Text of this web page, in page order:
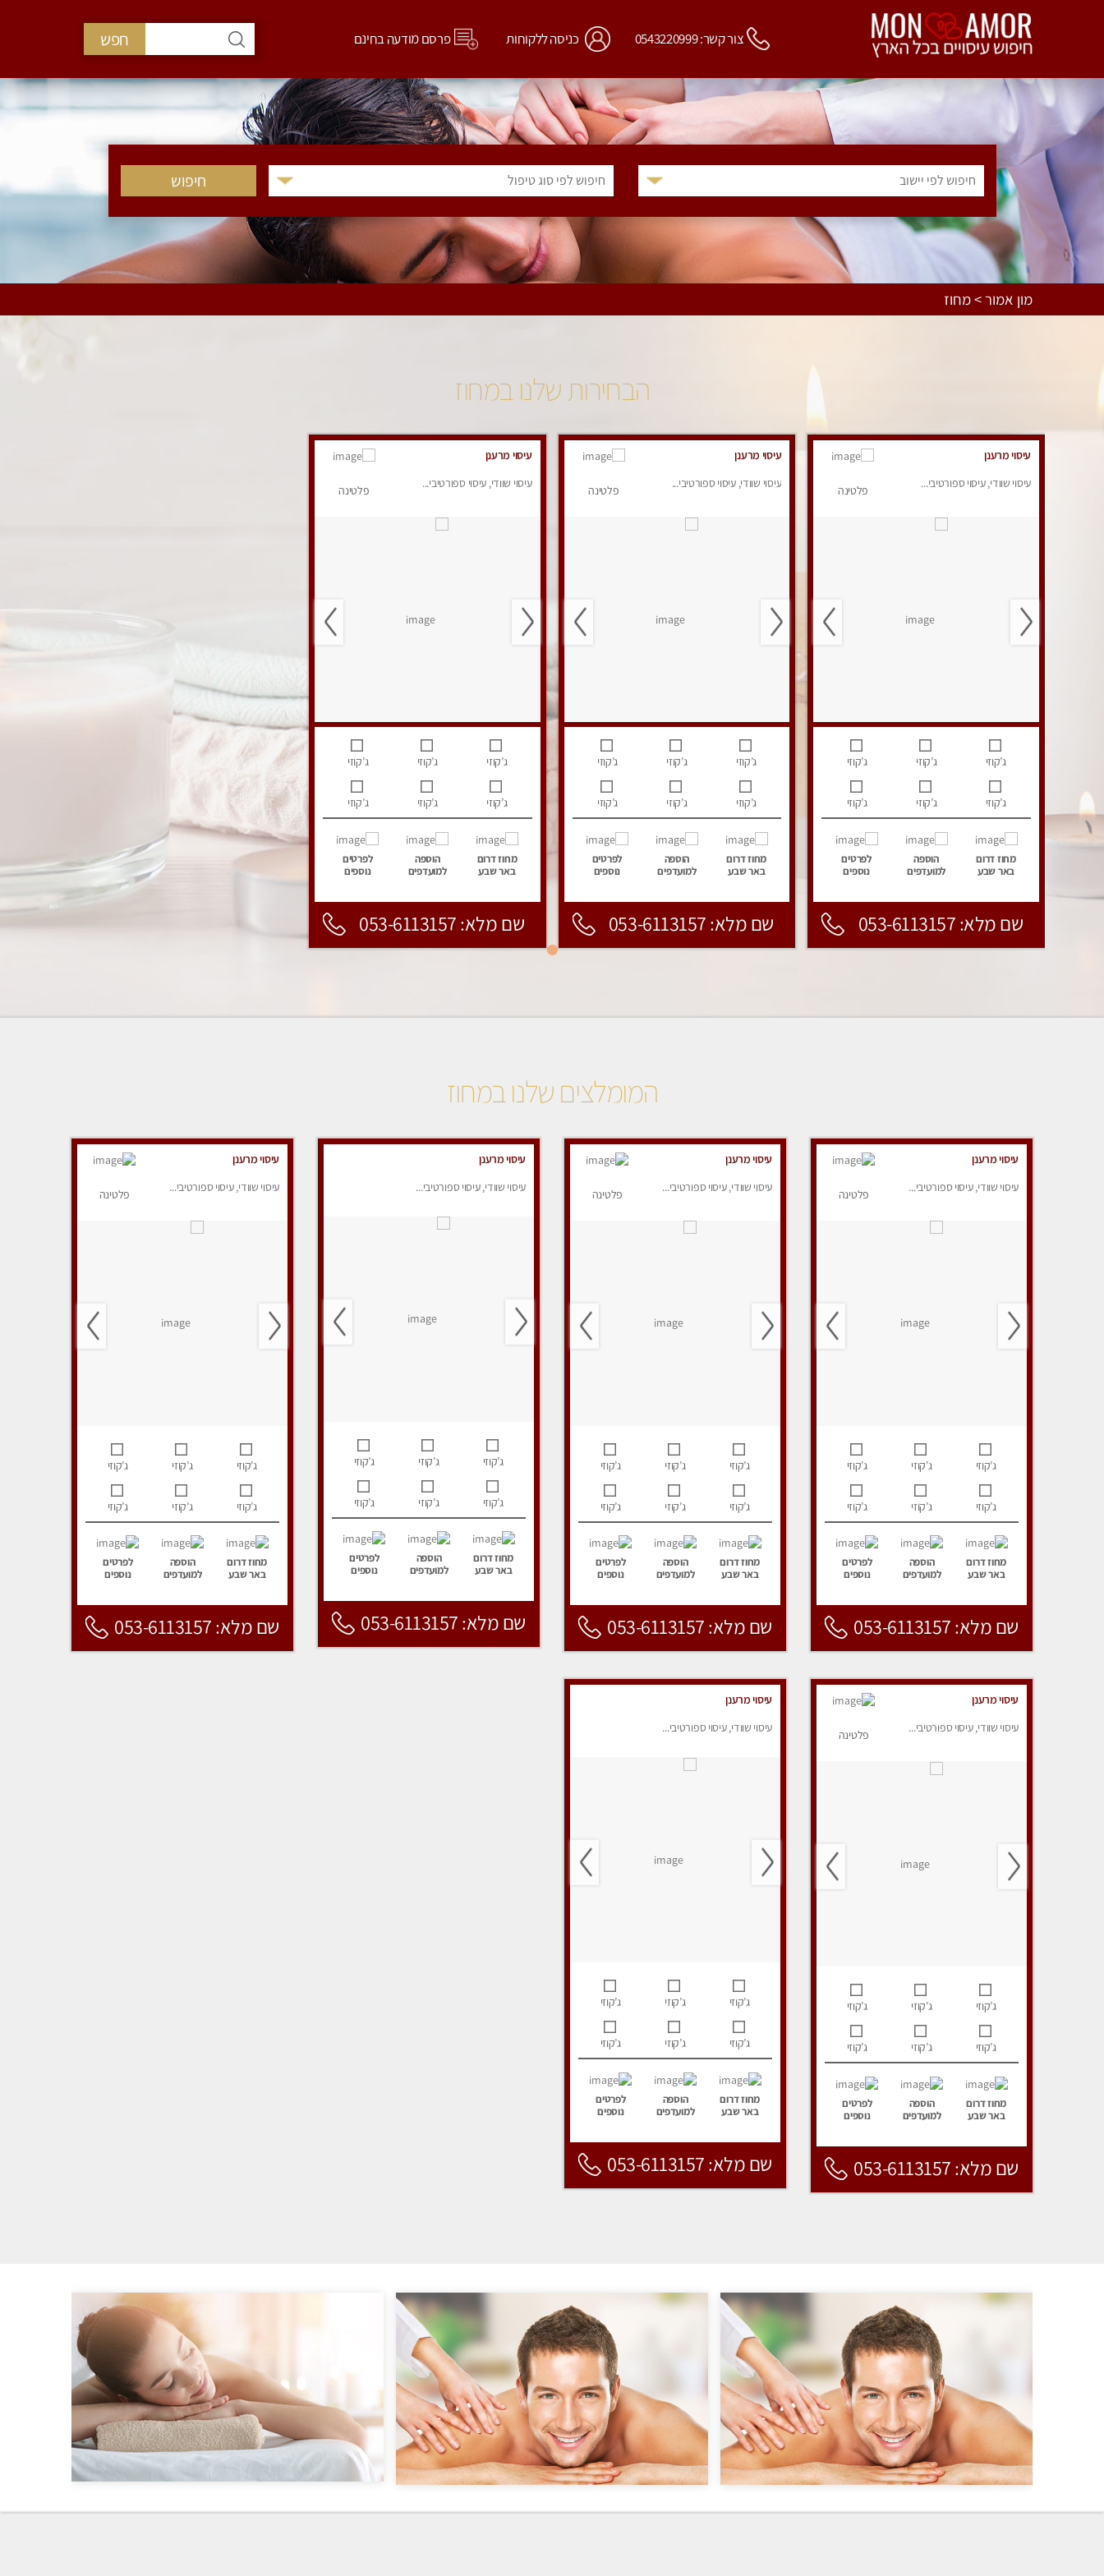
צור קשר: 0543220999 כניסה ללקוחות פרסם מודעה בחינם חפש
חיפוש לפי יישוב חיפוש לפי סוג טיפול
מון אמור > מחוז
הבחירות שלנו במחוז
עיסוי מרענן
עיסוי שוודי, עיסוי ספורטיבי...
פלטינה
ג’קוזי ג’קוזי ג’קוזי
ג’קוזי ג’קוזי ג’קוזי
מחוז דרום
באר שבע
הוספה
למועדפים
לפרטים
נוספים
שם מלא: 053-6113157
עיסוי מרענן
עיסוי שוודי, עיסוי ספורטיבי...
פלטינה
ג’קוזי ג’קוזי ג’קוזי
ג’קוזי ג’קוזי ג’קוזי
מחוז דרום
באר שבע
הוספה
למועדפים
לפרטים
נוספים
שם מלא: 053-6113157
עיסוי מרענן
עיסוי שוודי, עיסוי ספורטיבי...
פלטינה
ג’קוזי ג’קוזי ג’קוזי
ג’קוזי ג’קוזי ג’קוזי
מחוז דרום
באר שבע
הוספה
למועדפים
לפרטים
נוספים
שם מלא: 053-6113157
המומלצים שלנו במחוז
עיסוי מרענן
עיסוי שוודי, עיסוי ספורטיבי...
פלטינה
ג’קוזי ג’קוזי ג’קוזי
ג’קוזי ג’קוזי ג’קוזי
מחוז דרום
באר שבע
הוספה
למועדפים
לפרטים
נוספים
שם מלא: 053-6113157
עיסוי מרענן
עיסוי שוודי, עיסוי ספורטיבי...
פלטינה
ג’קוזי ג’קוזי ג’קוזי
ג’קוזי ג’קוזי ג’קוזי
מחוז דרום
באר שבע
הוספה
למועדפים
לפרטים
נוספים
שם מלא: 053-6113157
עיסוי מרענן
עיסוי שוודי, עיסוי ספורטיבי...
ג’קוזי ג’קוזי ג’קוזי
ג’קוזי ג’קוזי ג’קוזי
מחוז דרום
באר שבע
הוספה
למועדפים
לפרטים
נוספים
שם מלא: 053-6113157
עיסוי מרענן
עיסוי שוודי, עיסוי ספורטיבי...
פלטינה
ג’קוזי ג’קוזי ג’קוזי
ג’קוזי ג’קוזי ג’קוזי
מחוז דרום
באר שבע
הוספה
למועדפים
לפרטים
נוספים
שם מלא: 053-6113157
עיסוי מרענן
עיסוי שוודי, עיסוי ספורטיבי...
פלטינה
ג’קוזי ג’קוזי ג’קוזי
ג’קוזי ג’קוזי ג’קוזי
מחוז דרום
באר שבע
הוספה
למועדפים
לפרטים
נוספים
שם מלא: 053-6113157
עיסוי מרענן
עיסוי שוודי, עיסוי ספורטיבי...
ג’קוזי ג’קוזי ג’קוזי
ג’קוזי ג’קוזי ג’קוזי
מחוז דרום
באר שבע
הוספה
למועדפים
לפרטים
נוספים
שם מלא: 053-6113157